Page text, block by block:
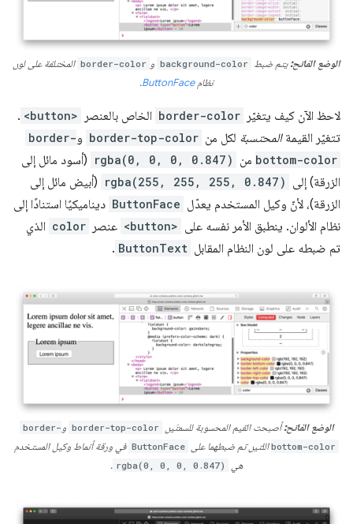
الوضع الفاتح:يتم ضبط background-color و border-color المختلفة على لون
نظامButtonFace
.
لاحظ الآن كيف يتغيّر border-color الخاص بالعنصر <button>
.
تتغيّر القيمةالمحتسبة لكل من border-top-color وborder-
bottom-color من rgba(0, 0, 0, 0.847) (أسود مائل إلى
الزرقة) إلى rgba(255, 255, 255, 0.847) (أبيض مائل إلى
الزرقة)، لأنّ وكيل المستخدم يعدّل ButtonFace ديناميكيًا استنادًا إلى
نظام الألوان. ينطبق الأمر نفسه على <button> عنصر color الذي
تم ضبطه على لون النظام المقابل ButtonText
.
الوضع الفاتح:أصبحت القيم المحسوبة للسمتَين border-top-color و border-
bottom-colorاللتين تم ضبطهما على ButtonFace في ورقة أنماط وكيل المستخدم
هي
rgba(0, 0, 0, 0.847)
.